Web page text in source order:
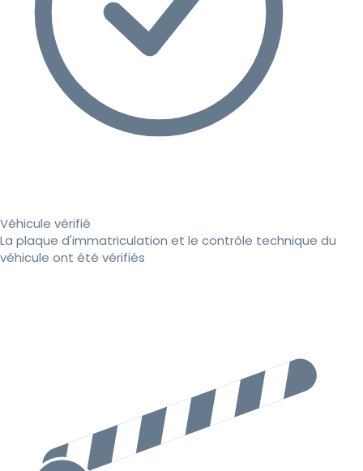
Véhicule vérifié
La plaque d'immatriculation et le contrôle technique du
véhicule ont été vérifiés